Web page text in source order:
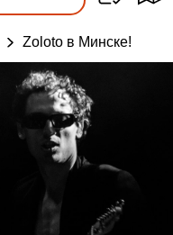
Zoloto в Минске!